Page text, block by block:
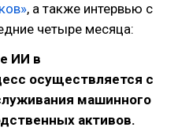
, а также интервью с
четыре месяца:
ИИ в
осуществляется с
машинного
активов.